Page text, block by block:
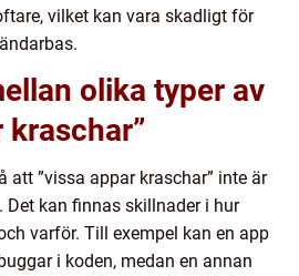
vilket kan vara skadligt för
olika typer av
kraschar”
att ”vissa appar kraschar” inte är
Det kan finnas skillnader i hur
varför. Till exempel kan en app
i koden, medan en annan